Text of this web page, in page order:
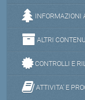
INFORMAZIONI
ALTRI
CONTROLLI E
ATTIVITA' E